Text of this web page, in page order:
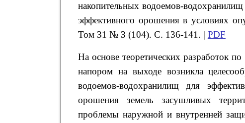
накопительных водоемов-
эффективного орошения в условиях
Том 31 № 3 (104). С. 136-141. | PDF
На основе теоретических разработок
напором на выходе возникла
водоемов-водохранилищ для
орошения земель засушливых
проблемы наружной и внутренней